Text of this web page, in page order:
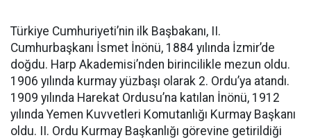
Türkiye Cumhuriyeti’nin ilk Başbakanı, II.
Cumhurbaşkanı İsmet İnönü, 1884 yılında İzmir’de
doğdu. Harp Akademisi’nden birincilikle mezun oldu.
1906 yılında kurmay yüzbaşı olarak 2. Ordu’ya atandı.
1909 yılında Harekat Ordusu’na katılan İnönü, 1912
yılında Yemen Kuvvetleri Komutanlığı Kurmay Başkanı
oldu. II. Ordu Kurmay Başkanlığı görevine getirildiği